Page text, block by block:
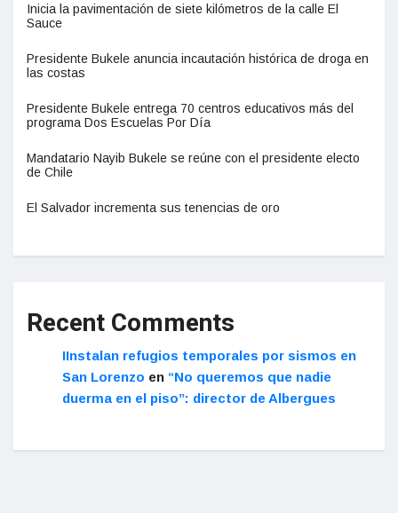
Inicia la pavimentación de siete kilómetros de la calle El
Sauce
Presidente Bukele anuncia incautación histórica de droga en
las costas
Presidente Bukele entrega 70 centros educativos más del
programa Dos Escuelas Por Día
Mandatario Nayib Bukele se reúne con el presidente electo
de Chile
El Salvador incrementa sus tenencias de oro
Recent Comments
IInstalan refugios temporales por sismos en
San Lorenzo en “No queremos que nadie
duerma en el piso”: director de Albergues